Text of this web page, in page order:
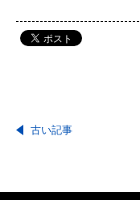
古い記事